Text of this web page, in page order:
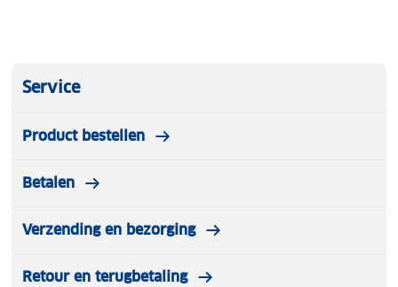
Service
Product bestellen
Betalen
Verzending en bezorging
Retour en terugbetaling